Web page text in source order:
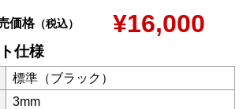
価格（税込） ¥16,000
仕様
標準（ブラック）
3mm